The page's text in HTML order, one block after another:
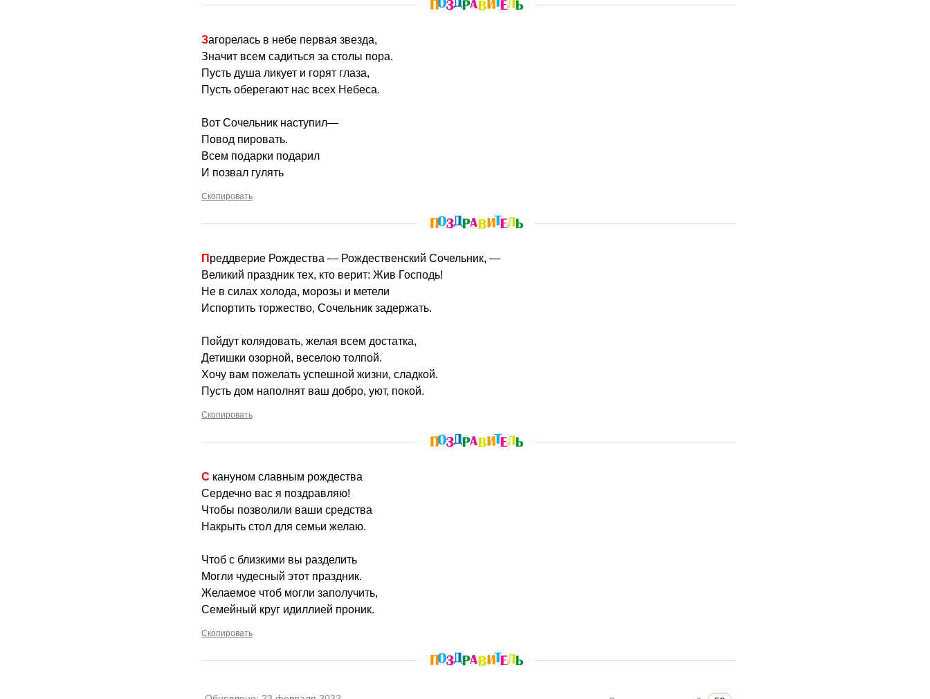
Загорелась в небе первая звезда,
Значит всем садиться за столы пора.
Пусть душа ликует и горят глаза,
Пусть оберегают нас всех Небеса.
Вот Сочельник наступил—
Повод пировать.
Всем подарки подарил
И позвал гулять
Скопировать
Преддверие Рождества — Рождественский Сочельник, —
Великий праздник тех, кто верит: Жив Господь!
Не в силах холода, морозы и метели
Испортить торжество, Сочельник задержать.
Пойдут колядовать, желая всем достатка,
Детишки озорной, веселою толпой.
Хочу вам пожелать успешной жизни, сладкой.
Пусть дом наполнят ваш добро, уют, покой.
Скопировать
С кануном славным рождества
Сердечно вас я поздравляю!
Чтобы позволили ваши средства
Накрыть стол для семьи желаю.
Чтоб с близкими вы разделить
Могли чудесный этот праздник.
Желаемое чтоб могли заполучить,
Семейный круг идиллией проник.
Скопировать